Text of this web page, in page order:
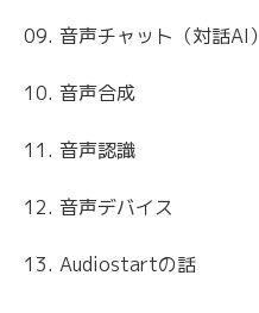
09. 音声チャット（対話AI）
10. 音声合成
11. 音声認識
12. 音声デバイス
13. Audiostartの話